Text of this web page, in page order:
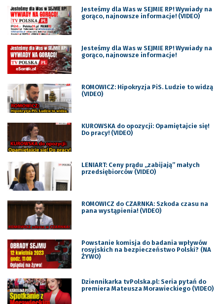
Jesteśmy dla Was w SEJMIE RP! Wywiady na
gorąco, najnowsze informacje! (VIDEO)
Jesteśmy dla Was w SEJMIE RP! Wywiady na
gorąco, najnowsze informacje!
ROMOWICZ: Hipokryzja PiS. Ludzie to widzą
(VIDEO)
KUROWSKA do opozycji: Opamiętajcie się!
Do pracy! (VIDEO)
LENIART: Ceny prądu „zabijają” małych
przedsiębiorców (VIDEO)
ROMOWICZ do CZARNKA: Szkoda czasu na
pana wystąpienia! (VIDEO)
Powstanie komisja do badania wpływów
rosyjskich na bezpieczeństwo Polski? (NA
ŻYWO)
Dziennikarka tvPolska.pl: Seria pytań do
premiera Mateusza Morawieckiego (VIDEO)